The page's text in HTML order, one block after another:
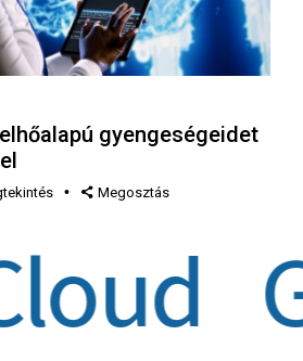
gyengeségeidet
Megosztás